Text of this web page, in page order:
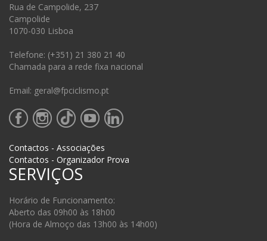
Rua de Campolide, 237
Campolide
1070-030 Lisboa
Telefone: (+351) 21 380 21 40
Chamada para a rede fixa nacional
Email: geral@fpciclismo.pt
Contactos - Associações
Contactos - Organizador Prova
SERVIÇOS
Horário de Funcionamento:
Aberto das 09h00 às 18h00
(Hora de Almoço das 13h00 às 14h00)